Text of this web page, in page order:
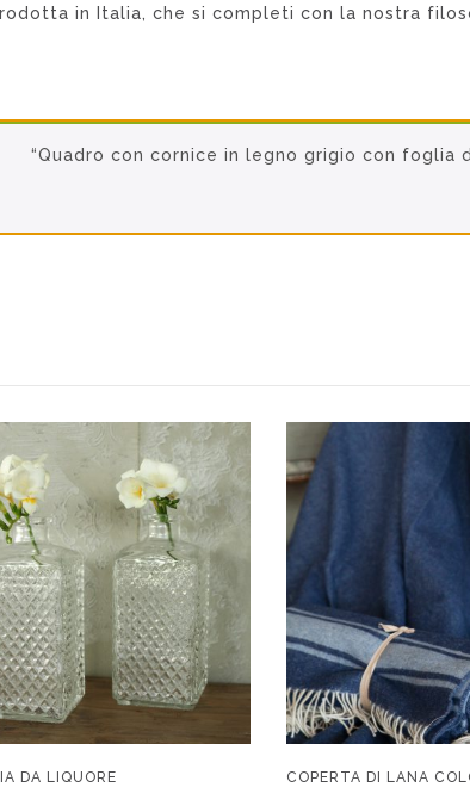
in Italia, che si completi con la nostra
“Quadro con cornice in legno grigio con foglia
DA LIQUORE COPERTA DI LANA